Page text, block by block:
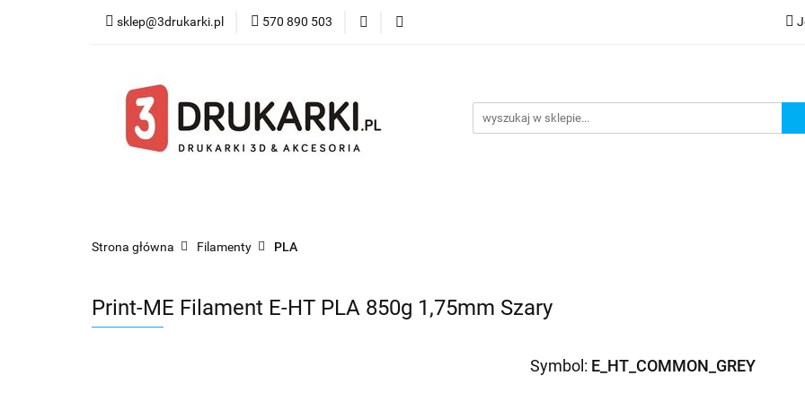
sklep@3drukarki.pl 570 890 503
Blog Bestsellery
Strona główna Filamenty PLA
Print-ME Filament E-HT PLA 850g 1,75mm Szary
Symbol: E_HT_COMMON_GREY